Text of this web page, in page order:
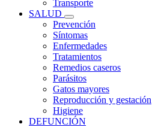
Transporte
SALUD
Prevención
Síntomas
Enfermedades
Tratamientos
Remedios caseros
Parásitos
Gatos mayores
Reproducción y gestación
Higiene
DEFUNCIÓN